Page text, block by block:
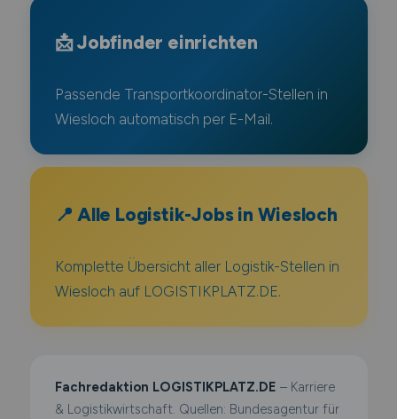
📩 Jobfinder einrichten
Passende Transportkoordinator-Stellen in
Wiesloch automatisch per E-Mail.
📍 Alle Logistik-Jobs in Wiesloch
Komplette Übersicht aller Logistik-Stellen in
Wiesloch auf LOGISTIKPLATZ.DE.
Fachredaktion LOGISTIKPLATZ.DE – Karriere
& Logistikwirtschaft. Quellen: Bundesagentur für